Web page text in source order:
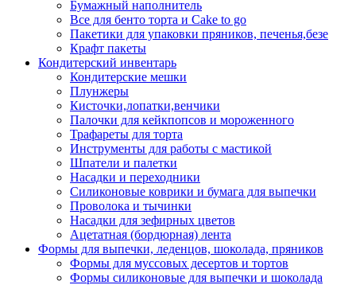
Бумажный наполнитель
Все для бенто торта и Cake to go
Пакетики для упаковки пряников, печенья,безе
Крафт пакеты
Кондитерский инвентарь
Кондитерские мешки
Плунжеры
Кисточки,лопатки,венчики
Палочки для кейкпопсов и мороженного
Трафареты для торта
Инструменты для работы с мастикой
Шпатели и палетки
Насадки и переходники
Силиконовые коврики и бумага для выпечки
Проволока и тычинки
Насадки для зефирных цветов
Ацетатная (бордюрная) лента
Формы для выпечки, леденцов, шоколада, пряников
Формы для муссовых десертов и тортов
Формы силиконовые для выпечки и шоколада